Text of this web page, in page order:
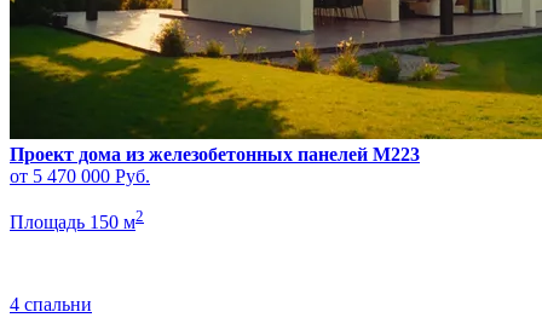
Проект дома из железобетонных панелей M223
от 5 470 000 Руб.
Площадь 150 м2
4 спальни